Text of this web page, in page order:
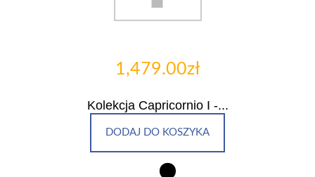
1,479.00zł
Kolekcja Capricornio I -...
DODAJ DO KOSZYKA